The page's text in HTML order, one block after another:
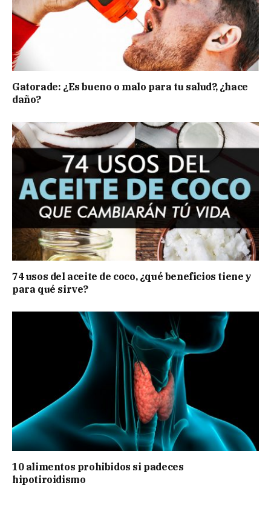
Gatorade: ¿Es bueno o malo para tu salud?, ¿hace
daño?
74 usos del aceite de coco, ¿qué beneficios tiene y
para qué sirve?
10 alimentos prohibidos si padeces
hipotiroidismo